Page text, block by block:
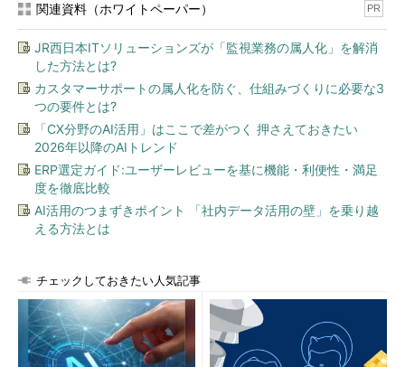
で解決できる問題はほぼありません、そこで「ITだけでは解決で
きない問題」にフォーカスした弊社の別媒体、ITmedia エンター
プライズとも連携し、新たな時代のテクノロジー活用の在り方を
包括的に紹介していく予定です。
あとわずかで平成も終わりを告げ、既存の常識が新しい常識に
トランスフォームされつつある中で、企業とエンジニアは何を考
え、何を目指し、どうアクションしていくべきなのか――＠IT編
集部はこれからも、読者の皆さまと共に考え、共に歩んでいくメ
ディアであることをお約束いたします。
関連資料（ホワイトペーパー） PR
JR西日本ITソリューションズが「監視業務の属人化」を解消
した方法とは?
カスタマーサポートの属人化を防ぐ、仕組みづくりに必要な3
つの要件とは?
「CX分野のAI活用」はここで差がつく 押さえておきたい
2026年以降のAIトレンド
ERP選定ガイド:ユーザーレビューを基に機能・利便性・満足
度を徹底比較
AI活用のつまずきポイント 「社内データ活用の壁」を乗り越
える方法とは
チェックしておきたい人気記事